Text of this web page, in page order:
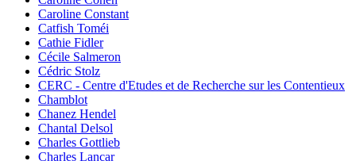
Caroline Constant
Catfish Toméi
Cathie Fidler
Cécile Salmeron
Cédric Stolz
CERC - Centre d'Etudes et de Recherche sur les Contentieux
Chamblot
Chanez Hendel
Chantal Delsol
Charles Gottlieb
Charles Lancar